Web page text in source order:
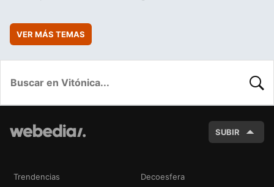
VER MÁS TEMAS
SUBIR
Trendencias Decoesfera